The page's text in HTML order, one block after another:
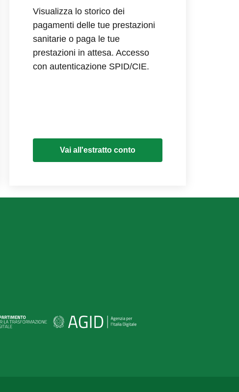
Visualizza lo storico dei
pagamenti delle tue prestazioni
sanitarie o paga le tue
prestazioni in attesa. Accesso
con autenticazione SPID/CIE.
Vai all'estratto conto